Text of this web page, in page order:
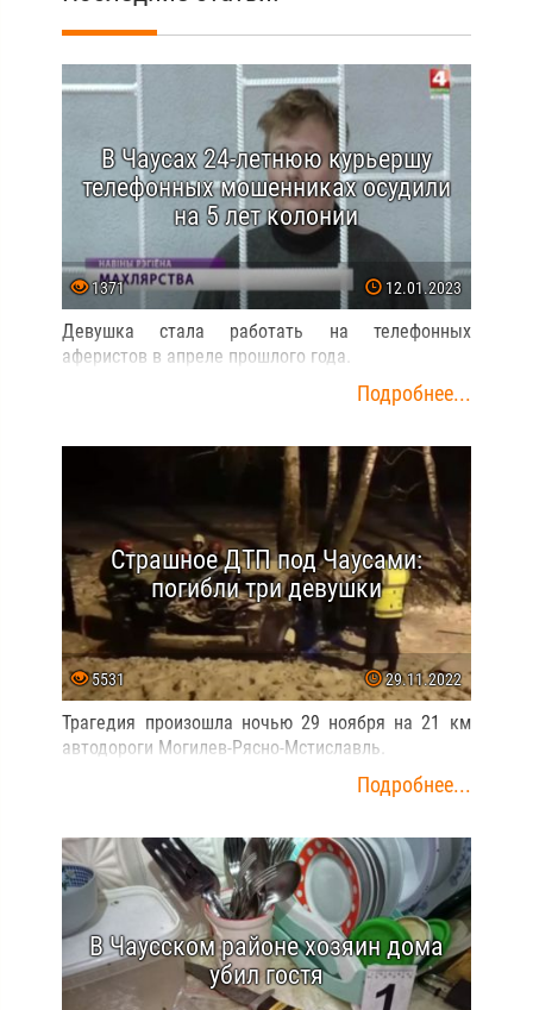
В Чаусах 24-летнюю курьершу
телефонных мошенниках осудили
на 5 лет колонии
1371 12.01.2023
Девушка стала работать на телефонных
аферистов в апреле прошлого года.
Подробнее...
Страшное ДТП под Чаусами:
погибли три девушки
5531 29.11.2022
Трагедия произошла ночью 29 ноября на 21 км
автодороги Могилев-Рясно-Мстиславль.
Подробнее...
В Чаусском районе хозяин дома
убил гостя